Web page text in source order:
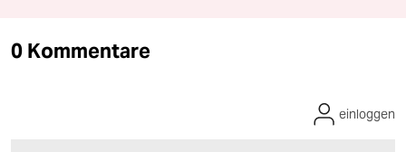
0 Kommentare
einloggen